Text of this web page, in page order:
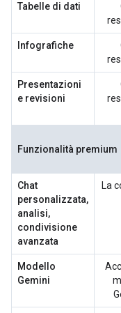
Tabelle di dati
Infografiche
Presentazioni
e revisioni
Funzionalità premium
Chat
personalizzata,
analisi,
condivisione
avanzata
La
Modello
Gemini